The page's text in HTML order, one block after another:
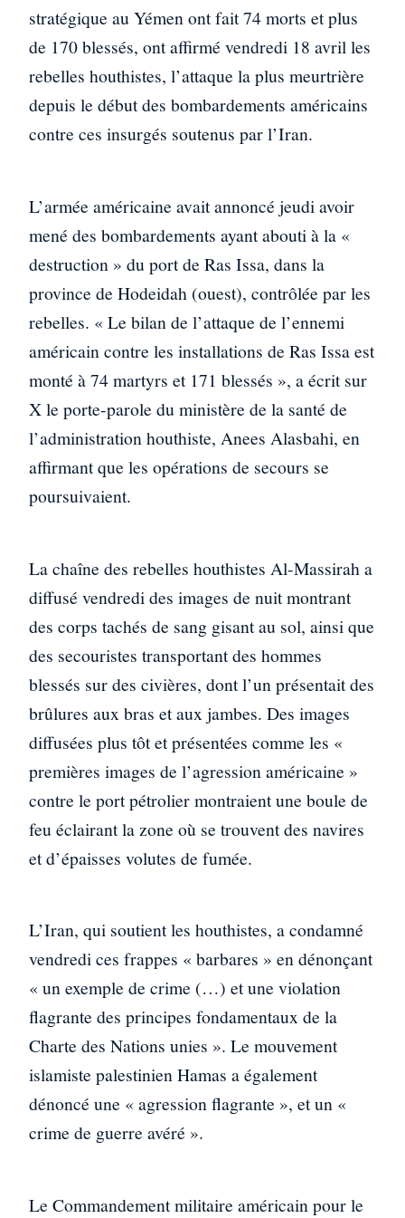
stratégique au Yémen ont fait 74 morts et plus
de 170 blessés, ont affirmé vendredi 18 avril les
rebelles houthistes, l’attaque la plus meurtrière
depuis le début des bombardements américains
contre ces insurgés soutenus par l’Iran.
L’armée américaine avait annoncé jeudi avoir
mené des bombardements ayant abouti à la «
destruction » du port de Ras Issa, dans la
province de Hodeidah (ouest), contrôlée par les
rebelles. « Le bilan de l’attaque de l’ennemi
américain contre les installations de Ras Issa est
monté à 74 martyrs et 171 blessés », a écrit sur
X le porte-parole du ministère de la santé de
l’administration houthiste, Anees Alasbahi, en
affirmant que les opérations de secours se
poursuivaient.
La chaîne des rebelles houthistes Al-Massirah a
diffusé vendredi des images de nuit montrant
des corps tachés de sang gisant au sol, ainsi que
des secouristes transportant des hommes
blessés sur des civières, dont l’un présentait des
brûlures aux bras et aux jambes. Des images
diffusées plus tôt et présentées comme les «
premières images de l’agression américaine »
contre le port pétrolier montraient une boule de
feu éclairant la zone où se trouvent des navires
et d’épaisses volutes de fumée.
L’Iran, qui soutient les houthistes, a condamné
vendredi ces frappes « barbares » en dénonçant
« un exemple de crime (…) et une violation
flagrante des principes fondamentaux de la
Charte des Nations unies ». Le mouvement
islamiste palestinien Hamas a également
dénoncé une « agression flagrante », et un «
crime de guerre avéré ».
Le Commandement militaire américain pour le